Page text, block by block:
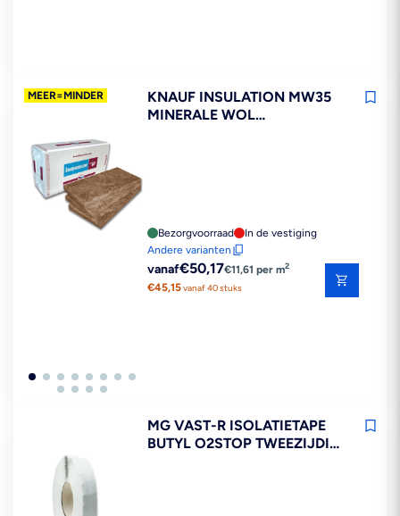
MEER=MINDER
KNAUF INSULATION MW35
MINERALE WOL
Bezorgvoorraad
In de vestiging
Andere varianten
Reguliere
prijs
vanaf€50,17€11,61 per m2
€45,15vanaf 40 stuks
MG VAST-R ISOLATIETAPE
BUTYL O2STOP TWEEZIJDIG